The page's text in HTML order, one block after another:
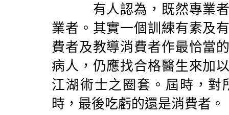
有人認為，既然專業者
業者。其實一個訓練有素及
費者及教導消費者作最恰當
病人，仍應找合格醫生來加
江湖術士之圈套。屆時，
時，最後吃虧的還是消費者。